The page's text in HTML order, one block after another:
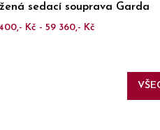
sedací souprava Garda
Kč - 59 360,- Kč